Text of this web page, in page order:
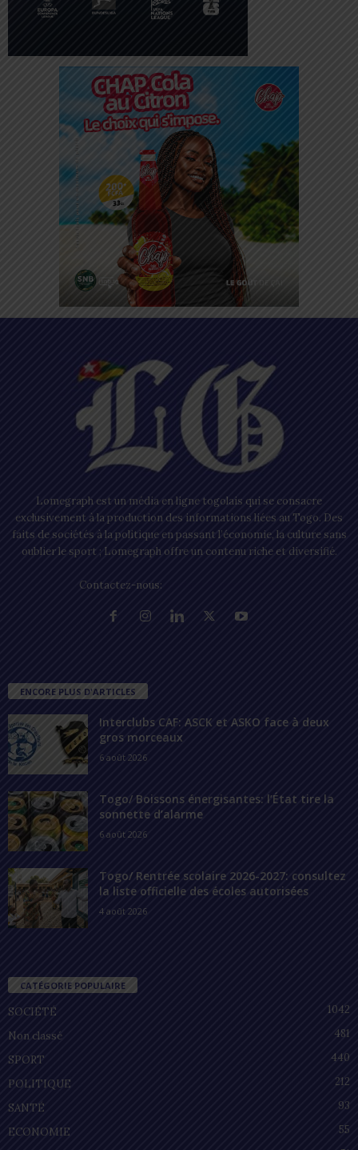
Lomegraph est un média en ligne togolais qui se consacre
exclusivement à la production des informations liées au Togo. Des
faits de sociétés à la politique en passant l’économie, la culture sans
oublier le sport ; Lomegraph offre un contenu riche et diversifié.
Contactez-nous:
ENCORE PLUS D'ARTICLES
Interclubs CAF: ASCK et ASKO face à deux
gros morceaux
6 août 2026
Togo/ Boissons énergisantes: l’État tire la
sonnette d’alarme
6 août 2026
Togo/ Rentrée scolaire 2026-2027: consultez
la liste officielle des écoles autorisées
4 août 2026
CATÉGORIE POPULAIRE
SOCIÉTÉ
1042
Non classé
481
SPORT
440
POLITIQUE
212
SANTÉ
93
ECONOMIE
55